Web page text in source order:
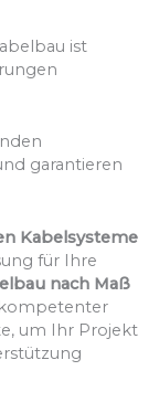
ist
garantieren
Kabelsysteme
für Ihre
nach Maß
um Ihr Projekt